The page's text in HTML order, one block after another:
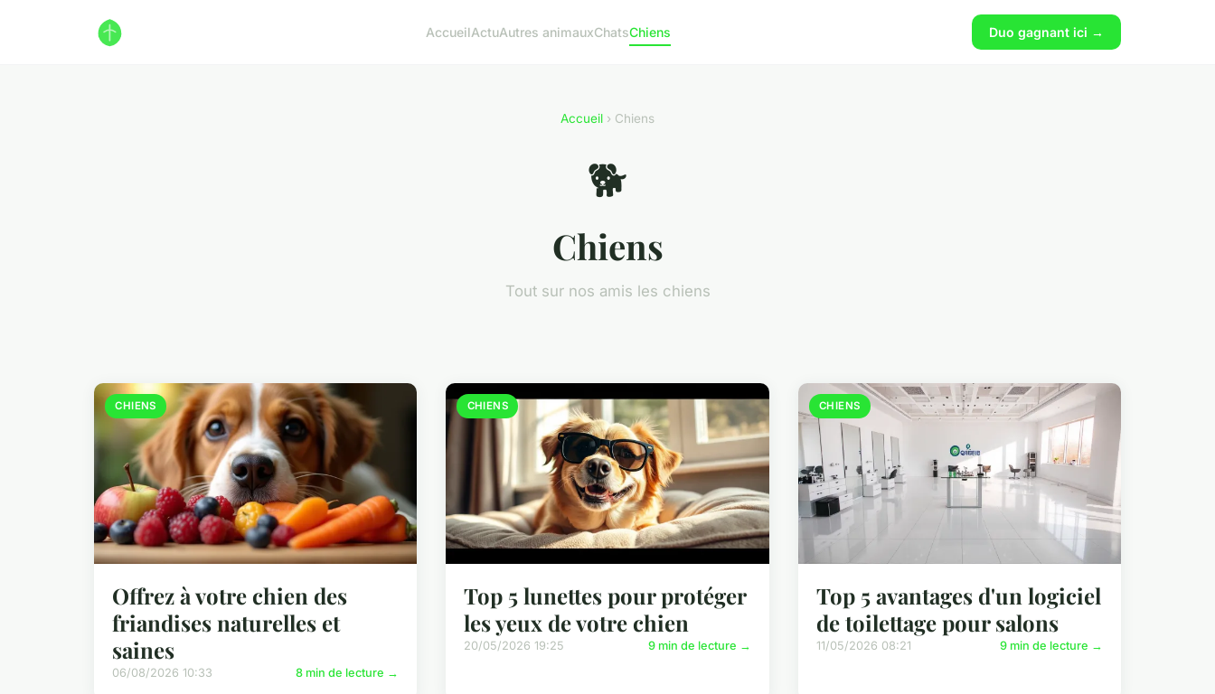
AccueilActuAutres animauxChatsChiens Duo gagnant ici →
Accueil › Chiens
🐕
Chiens
Tout sur nos amis les chiens
CHIENS
Offrez à votre chien des
friandises naturelles et
saines
06/08/2026 10:33 8 min de lecture →
CHIENS
Top 5 lunettes pour protéger
les yeux de votre chien
20/05/2026 19:25 9 min de lecture →
CHIENS
Top 5 avantages d'un logiciel
de toilettage pour salons
11/05/2026 08:21 9 min de lecture →